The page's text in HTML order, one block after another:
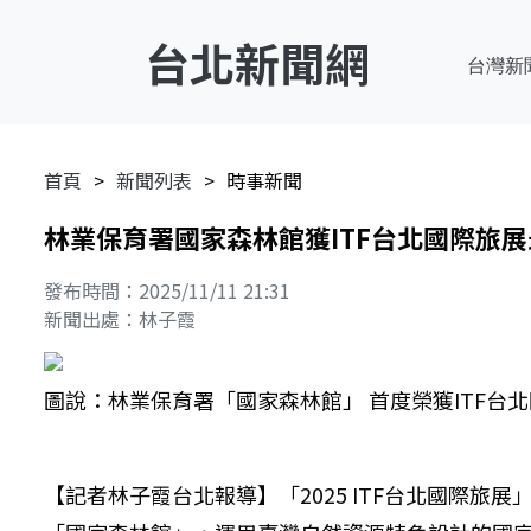
台北新聞網 台灣新
首頁 新聞列表 時事新聞
林業保育署國家森林館獲ITF台北國際旅
發布時間：2025/11/11 21:31
新聞出處：林子霞
圖說：林業保育署「國家森林館」 首度榮獲ITF台
【記者林子霞台北報導】「2025 ITF台北國際旅